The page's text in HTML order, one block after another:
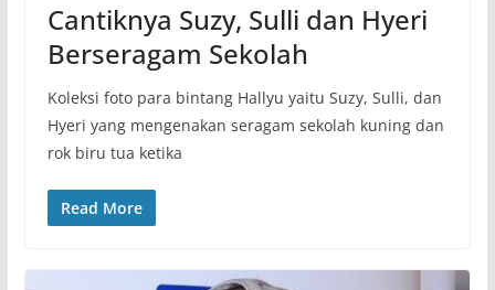
Cantiknya Suzy, Sulli dan Hyeri
Berseragam Sekolah
Koleksi foto para bintang Hallyu yaitu Suzy, Sulli, dan
Hyeri yang mengenakan seragam sekolah kuning dan
rok biru tua ketika
Read More